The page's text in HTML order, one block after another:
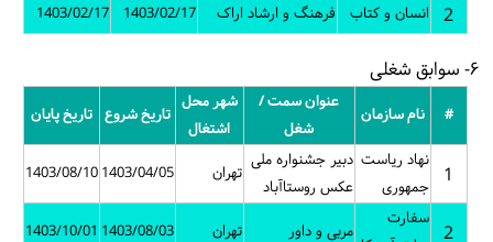
2 انسان و کتاب فرهنگ و ارشاد اراک 1403/02/17
1403/02/17
۶- سوابق شغلی
# نام سازمان
عنوان سمت /
شغل
شهر محل
اشتغال
تاریخ شروع تاریخ پایان
1
نهاد ریاست
جمهوری
دبیر جشنواره ملی
عکس روستاآباد
تهران 1403/04/05
1403/08/10
2
سفارت
مربی و داور تهران 1403/08/03
1403/10/01